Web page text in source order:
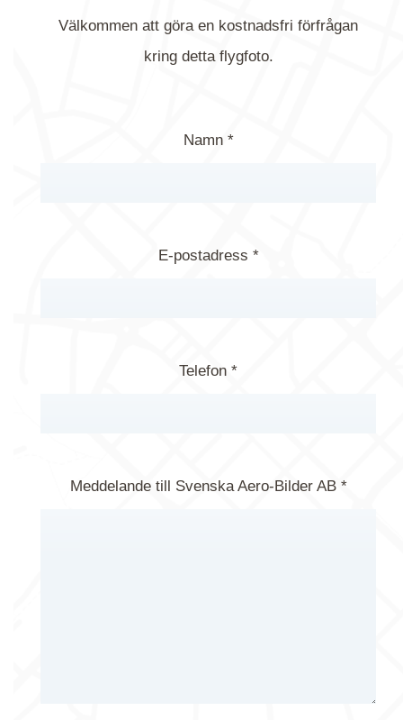
Välkommen att göra en kostnadsfri förfrågan
kring detta flygfoto.
Namn *
E-postadress *
Telefon *
Meddelande till Svenska Aero-Bilder AB *